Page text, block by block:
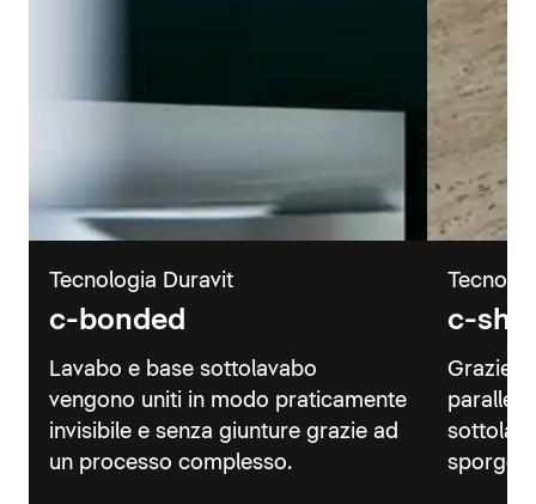
Tecnologia Duravit
c-bonded
Lavabo e base sottolavabo
vengono uniti in modo praticamente
invisibile e senza giunture grazie ad
un processo complesso.
c-
Grazie